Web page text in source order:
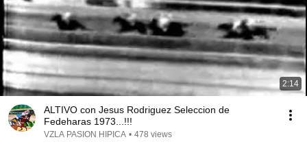
2:14
ALTIVO con Jesus Rodriguez Seleccion de
Fedeharas 1973...!!!
VZLA PASION HIPICA • 478 views